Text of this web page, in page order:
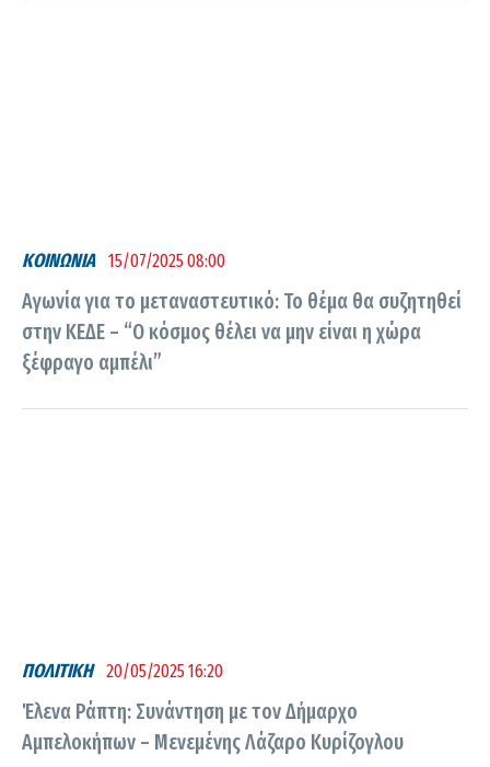
ΚΟΙΝΩΝΙΑ 15/07/2025 08:00
Αγωνία για το μεταναστευτικό: Το θέμα θα συζητηθεί
στην ΚΕΔΕ – “Ο κόσμος θέλει να μην είναι η χώρα
ξέφραγο αμπέλι”
ΠΟΛΙΤΙΚΗ 20/05/2025 16:20
Έλενα Ράπτη: Συνάντηση με τον Δήμαρχο
Αμπελοκήπων – Μενεμένης Λάζαρο Κυρίζογλου